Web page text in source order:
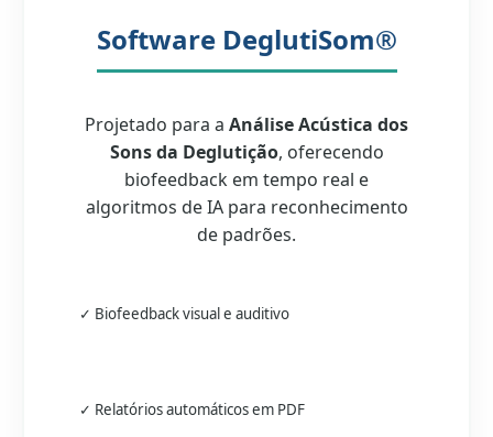
Software DeglutiSom®
Projetado para a Análise Acústica dos
Sons da Deglutição, oferecendo
biofeedback em tempo real e
algoritmos de IA para reconhecimento
de padrões.
✓ Biofeedback visual e auditivo
✓ Relatórios automáticos em PDF